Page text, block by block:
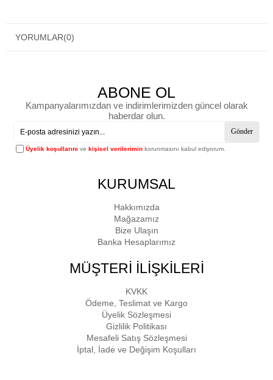
YORUMLAR(0)
ABONE OL
Kampanyalarımızdan ve indirimlerimizden güncel olarak
haberdar olun.
Gönder
Üyelik koşullarını vekişisel verilerimin korunmasını kabul ediyorum.
KURUMSAL
Hakkımızda
Mağazamız
Bize Ulaşın
Banka Hesaplarımız
MÜŞTERİ İLİŞKİLERİ
KVKK
Ödeme, Teslimat ve Kargo
Üyelik Sözleşmesi
Gizlilik Politikası
Mesafeli Satış Sözleşmesi
İptal, İade ve Değişim Koşulları